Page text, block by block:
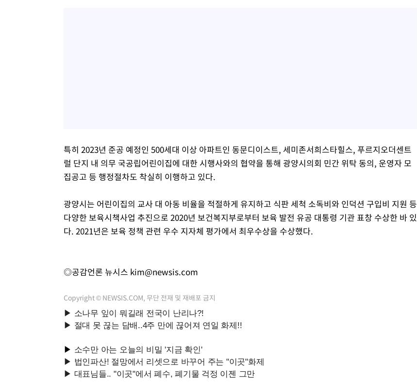
특히 2023년 준공 예정인 500세대 이상 아파트인 동문디이스트, 세미존서희스타힐스, 푸르지오더센트
럴 단지 내 의무 국공립어린이집에 대한 시행사와의 협약을 통해 광양시의회 민간 위탁 동의, 운영자 모
집공고 등 행정절차도 착실히 이행하고 있다.
광양시는 어린이집의 교사 대 아동 비율을 적절하게 유지하고 식판 세척 소독비와 인덕션 구입비 지원 등
다양한 보육시책사업 추진으로 2020년 보건복지부로부터 보육 발전 유공 대통령 기관 표창 수상한 바 있
다. 2021년은 보육 정책 관련 우수 지자체 평가에서 최우수상을 수상했다.
◎공감언론 뉴시스 kim@newsis.com
Copyright © NEWSIS.COM, 무단 전재 및 재배포 금지